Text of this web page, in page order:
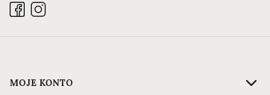
Linki w stopce
MOJE KONTO